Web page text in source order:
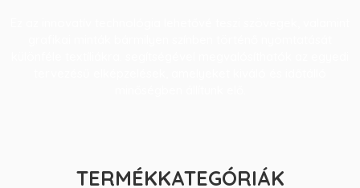
TERMÉKKATEGÓRIÁK